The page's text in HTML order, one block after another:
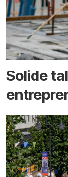
Solide